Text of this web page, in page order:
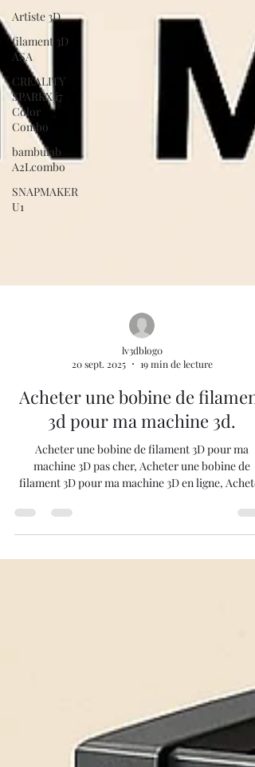
Artiste 3D
filament 3D
ASA
CREALITY
SPARKX i7
Color
Combo
bambulab
A2Lcombo
SNAPMAKER
U1
20 sept. 2025
19 min de lecture
Acheter une bobine de filament
3d pour ma machine 3d.
Acheter une bobine de filament 3D pour ma
filament 3D pour ma machine 3D en ligne,
une bobine de filament 3D pour ma machine 3D